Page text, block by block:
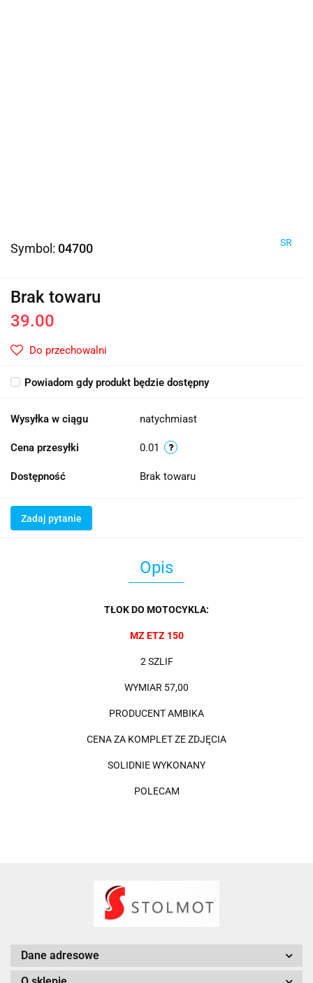
Symbol: 04700 SR
Brak towaru
39.00
Do przechowalni
Powiadom gdy produkt będzie dostępny
Wysyłka w ciągu natychmiast
Cena przesyłki 0.01
Dostępność Brak towaru
Zadaj pytanie
Opis
TŁOK DO MOTOCYKLA:
MZ ETZ 150
2 SZLIF
WYMIAR 57,00
PRODUCENT AMBIKA
CENA ZA KOMPLET ZE ZDJĘCIA
SOLIDNIE WYKONANY
POLECAM
Dane adresowe